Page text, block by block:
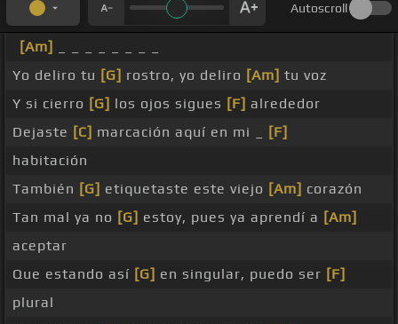
Autoscroll
[Am]
Yo deliro tu [G] rostro, yo deliro [Am] tu voz
Y si cierro [G] los ojos sigues [F] alrededor
Dejaste [C] marcación aquí en mi _
[F]
habitación
También [G] etiquetaste este viejo [Am] corazón
Tan mal ya no [G] estoy, pues ya aprendí a [Am]
aceptar
Que estando así [G] en singular, puedo ser [F]
plural